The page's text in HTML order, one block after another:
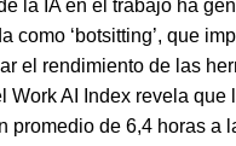
la IA en el trabajo ha
como ‘botsitting’, que
el rendimiento de las
Work AI Index revela que
promedio de 6,4 horas a